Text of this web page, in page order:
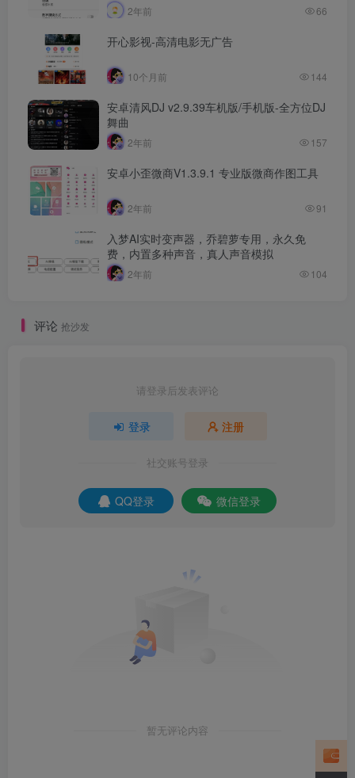
2年前 66
开心影视-高清电影无广告
10个月前 144
安卓清风DJ v2.9.39车机版/手机版-全方位DJ
舞曲
2年前 157
安卓小歪微商V1.3.9.1 专业版微商作图工具
2年前 91
入梦AI实时变声器，乔碧萝专用，永久免
费，内置多种声音，真人声音模拟
2年前 104
评论 抢沙发
请登录后发表评论
登录 注册
社交账号登录
QQ登录 微信登录
暂无评论内容